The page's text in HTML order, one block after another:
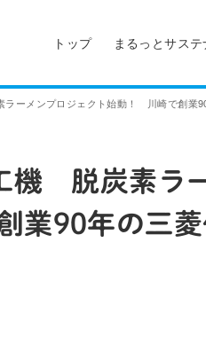
トップ まるっとサス
ーメンプロジェクト始動！ 川崎で創業
機 脱炭素ラ
業90年の三菱